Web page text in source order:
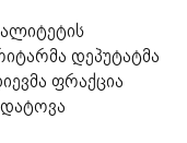
დეპუტატმა
ფრაქცია